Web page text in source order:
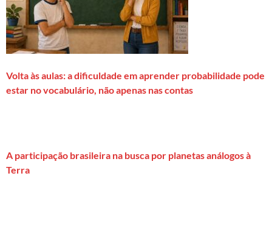
Volta às aulas: a dificuldade em aprender probabilidade pode
estar no vocabulário, não apenas nas contas
A participação brasileira na busca por planetas análogos à
Terra